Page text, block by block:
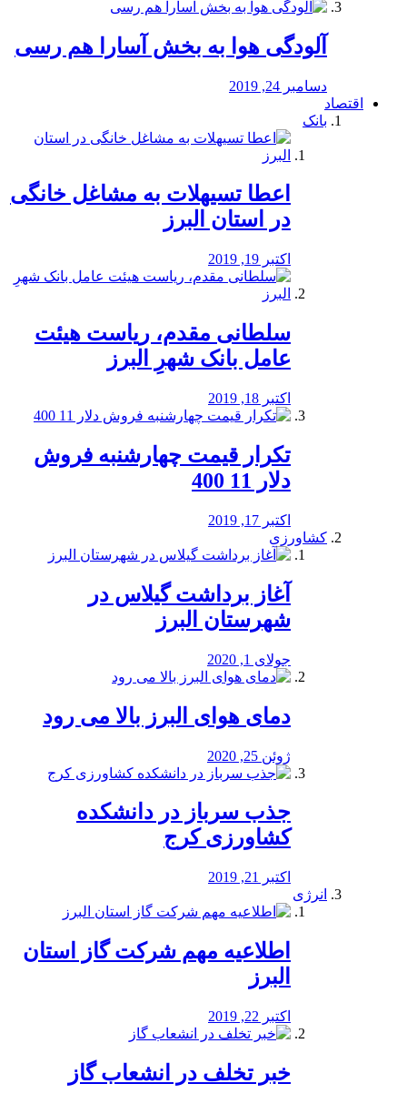
آلودگی هوا به بخش آسارا هم رسی
دسامبر 24, 2019
اقتصاد
بانک
️اعطا تسیهلات به مشاغل خانگی
در استان البرز
اکتبر 19, 2019
سلطانی مقدم، ریاست هیئت
عامل بانک شهرِ البرز
اکتبر 18, 2019
تکرار قیمت چهارشنبه فروش
دلار 11 400
اکتبر 17, 2019
کشاورزی
آغاز برداشت گیلاس در
شهرستان البرز
جولای 1, 2020
دمای هوای البرز بالا می رود
ژوئن 25, 2020
جذب سرباز در دانشکده
کشاورزی کرج
اکتبر 21, 2019
انرژی
️اطلاعیه مهم شرکت گاز استان
البرز
اکتبر 22, 2019
خبر تخلف در انشعاب گاز